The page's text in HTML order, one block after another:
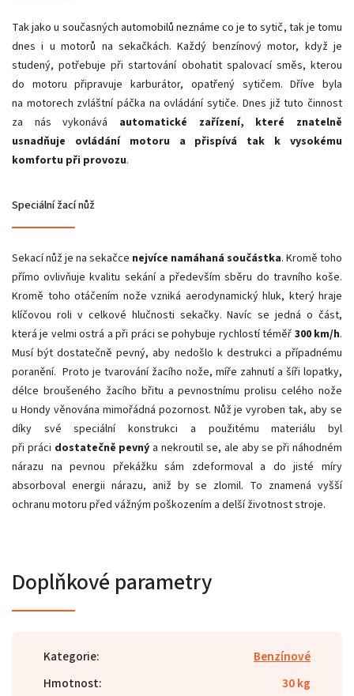
Tak jako u současných automobilů neznáme co je to sytič, tak je tomu
dnes i u motorů na sekačkách. Každý benzínový motor, když je
studený, potřebuje při startování obohatit spalovací směs, kterou
do motoru připravuje karburátor, opatřený sytičem. Dříve byla
na motorech zvláštní páčka na ovládání sytiče. Dnes již tuto činnost
za nás vykonává
automatické zařízení, které znatelně
usnadňuje ovládání motoru a přispívá tak k vysokému
komfortu při provozu.
Speciální žací nůž
Sekací nůž je na sekačce nejvíce namáhaná součástka. Kromě toho
přímo ovlivňuje kvalitu sekání a především sběru do travního koše.
Kromě toho otáčením nože vzniká aerodynamický hluk, který hraje
klíčovou roli v celkové hlučnosti sekačky. Navíc se jedná o část,
která je velmi ostrá a při práci se pohybuje rychlostí téměř 300 km/h.
Musí být dostatečně pevný, aby nedošlo k destrukci a případnému
poranění. Proto je tvarování žacího nože, míře zahnutí a šíři lopatky,
délce broušeného žacího břitu a pevnostnímu prolisu celého nože
u Hondy věnována mimořádná pozornost. Nůž je vyroben tak, aby se
díky své speciální konstrukci a použitému materiálu byl
při práci dostatečně pevný a nekroutil se, ale aby se při náhodném
nárazu na pevnou překážku sám zdeformoval a do jisté míry
absorboval energii nárazu, aniž by se zlomil. To znamená vyšší
ochranu motoru před vážným poškozením a delší životnost stroje.
Doplňkové parametry
Kategorie:
Benzínové
Hmotnost:
30 kg